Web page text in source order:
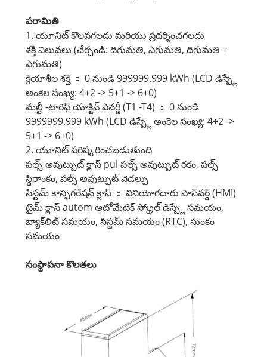
పరామితి
1. యూనిట్ కొలవగలదు మరియు ప్రదర్శించగలదు
శక్తి విలువలు (చేర్చండి: దిగుమతి, ఎగుమతి, దిగుమతి +
ఎగుమతి)
క్రియాశీల శక్తి ： 0 నుండి 999999.999 kWh (LCD డిస్ప్లే
అంకెల సంఖ్య: 4+2 -> 5+1 -> 6+0)
మల్టీ -టారిఫ్ యాక్టివ్ ఎనర్జీ (T1 -T4) ： 0 నుండి
9999999.999 kWh (LCD డిస్ప్లే అంకెల సంఖ్య: 4+2 ->
5+1 -> 6+0)
2. యూనిట్ పరిష్కరించబడుతుంది
పల్స్ అవుట్పుట్ క్లాస్ pul పల్స్ అవుట్పుట్ రకం, పల్స్
స్థిరాంకం, పల్స్ అవుట్పుట్ వెడల్పు
సిస్టమ్ కాన్ఫిగరేషన్ క్లాస్ ： వినియోగదారు పాస్‌వర్డ్ (HMI)
టైమ్ క్లాస్ autom ఆటోమేటిక్ స్క్రోల్ డిస్ప్లే సమయం,
బ్యాక్‌లిట్ సమయం, సిస్టమ్ సమయం (RTC), సుంకం
సమయం
సంస్థాపనా కొలతలు